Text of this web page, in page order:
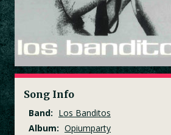
Song Info
Band: Los Banditos
Album: Opiumparty